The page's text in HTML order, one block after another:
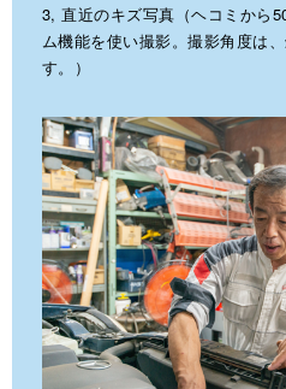
3, 直近のキズ写真（ヘコミから
ム機能を使い撮影。撮影角度は
す。）